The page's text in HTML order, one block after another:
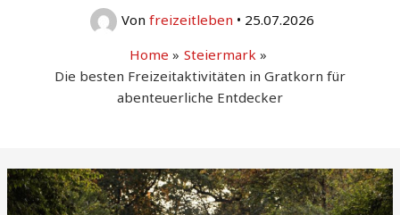
Von freizeitleben • 25.07.2026
Home
Steiermark
Die besten Freizeitaktivitäten in Gratkorn für
abenteuerliche Entdecker